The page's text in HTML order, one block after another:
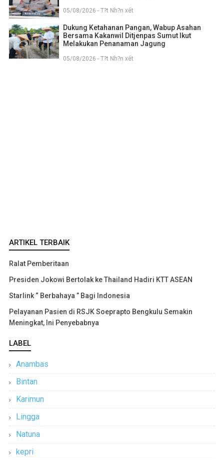
05/08/2026 - T?t Nh?n xét
Dukung Ketahanan Pangan, Wabup Asahan
Bersama Kakanwil Ditjenpas Sumut Ikut
Melakukan Penanaman Jagung
05/08/2026 - T?t Nh?n xét
ARTIKEL TERBAIK
Ralat Pemberitaan
Presiden Jokowi Bertolak ke Thailand Hadiri KTT ASEAN
Starlink “ Berbahaya ” Bagi Indonesia
Pelayanan Pasien di RSJK Soeprapto Bengkulu Semakin
Meningkat, Ini Penyebabnya
LABEL
Anambas
Bintan
Karimun
Lingga
Natuna
kepri